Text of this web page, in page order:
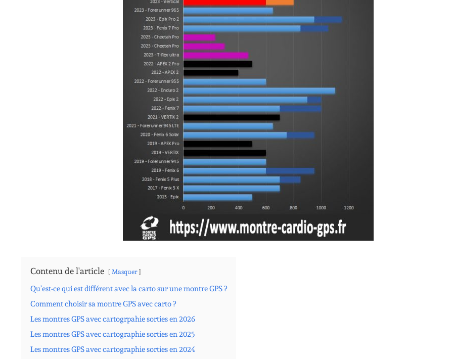
Contenu de l'article Masquer
Qu’est-ce qui est différent avec la carto sur une montre GPS ?
Comment choisir sa montre GPS avec carto ?
Les montres GPS avec cartogrpahie sorties en 2026
Les montres GPS avec cartographie sorties en 2025
Les montres GPS avec cartographie sorties en 2024